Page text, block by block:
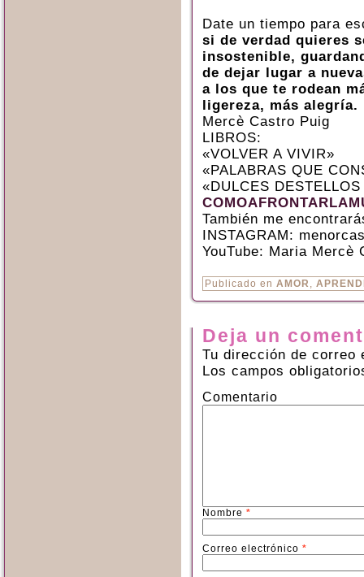
Date un tiempo para
si de verdad quieres
insostenible,
de dejar lugar a
a los que te rodean
ligereza, más alegría.
Mercè Castro Puig
LIBROS:
«VOLVER A VIVIR»
«PALABRAS QUE
«DULCES
También me
INSTAGRAM:
YouTube: Maria Mercè
Publicado en AMOR ,
Deja un
Tu dirección de correo
Los campos
Comentario
Nombre *
Correo electrónico *